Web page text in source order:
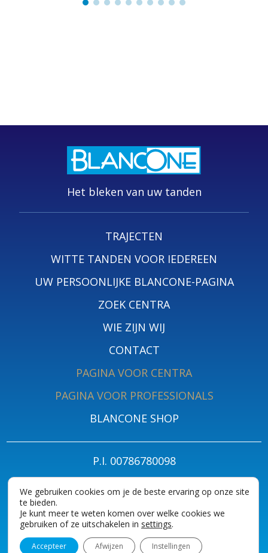
Het bleken van uw tanden
TRAJECTEN
WITTE TANDEN VOOR IEDEREEN
UW PERSOONLIJKE BLANCONE-PAGINA
ZOEK CENTRA
WIE ZIJN WIJ
CONTACT
PAGINA VOOR CENTRA
PAGINA VOOR PROFESSIONALS
BLANCONE SHOP
P.I. 00786780098
PRIVACY POLICY FOR PATIENTS PRIVACYBELEID
COOKIES
We gebruiken cookies om je de beste ervaring op onze site
te bieden.
Je kunt meer te weten komen over welke cookies we
gebruiken of ze uitschakelen in settings.
Accepteer Afwijzen Instellingen